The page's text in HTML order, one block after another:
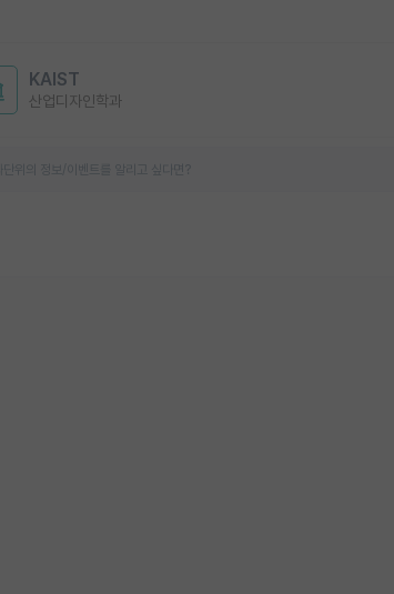
KAIST
산업디자인학과
단위의 정보/이벤트를 알리고 싶다면?